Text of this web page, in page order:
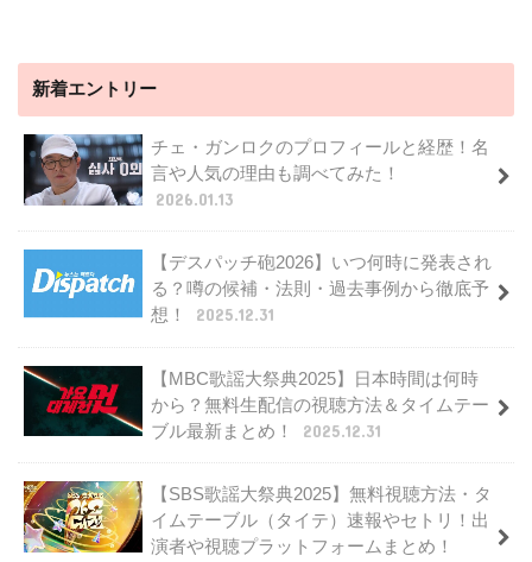
新着エントリー
チェ・ガンロクのプロフィールと経歴！名
言や人気の理由も調べてみた！
2026.01.13
【デスパッチ砲2026】いつ何時に発表され
る？噂の候補・法則・過去事例から徹底予
想！
2025.12.31
【MBC歌謡大祭典2025】日本時間は何時
から？無料生配信の視聴方法＆タイムテー
ブル最新まとめ！
2025.12.31
【SBS歌謡大祭典2025】無料視聴方法・タ
イムテーブル（タイテ）速報やセトリ！出
演者や視聴プラットフォームまとめ！